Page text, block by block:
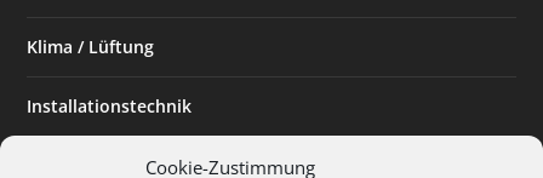
Cookie-Zustimmung
Klima / Lüftung
Installationstechnik
Planen & Bauen